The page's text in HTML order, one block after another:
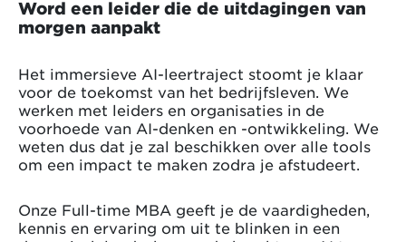
Word een leider die de uitdagingen van
morgen aanpakt
Het immersieve AI-leertraject stoomt je klaar
voor de toekomst van het bedrijfsleven. We
werken met leiders en organisaties in de
voorhoede van AI-denken en -ontwikkeling. We
weten dus dat je zal beschikken over alle tools
om een impact te maken zodra je afstudeert.
Onze Full-time MBA geeft je de vaardigheden,
kennis en ervaring om uit te blinken in een